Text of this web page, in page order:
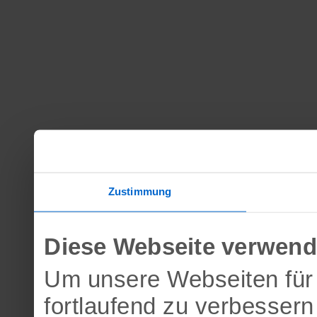
Zustimmung
Diese Webseite
Um unsere Webseiten
fortlaufend zu